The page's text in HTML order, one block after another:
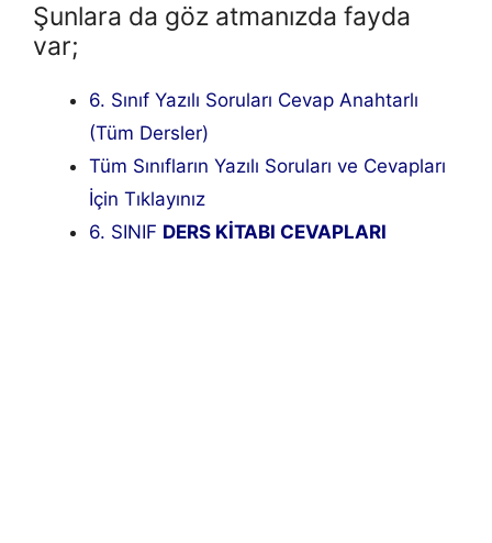
Şunlara da göz atmanızda fayda
var;
6. Sınıf Yazılı Soruları Cevap Anahtarlı
(Tüm Dersler)
Tüm Sınıfların Yazılı Soruları ve Cevapları
İçin Tıklayınız
6. SINIF DERS KİTABI CEVAPLARI